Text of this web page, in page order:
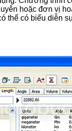
hoặc đơn vị
thể có biểu diễn